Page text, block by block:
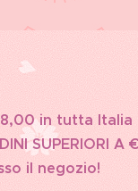
in tutta Italia
SUPERIORI A
il negozio!